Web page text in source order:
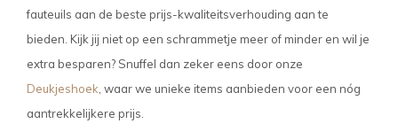
fauteuils aan de beste prijs-kwaliteitsverhouding aan te
bieden. Kijk jij niet op een schrammetje meer of minder en wil je
extra besparen? Snuffel dan zeker eens door onze
Deukjeshoek, waar we unieke items aanbieden voor een nóg
aantrekkelijkere prijs.